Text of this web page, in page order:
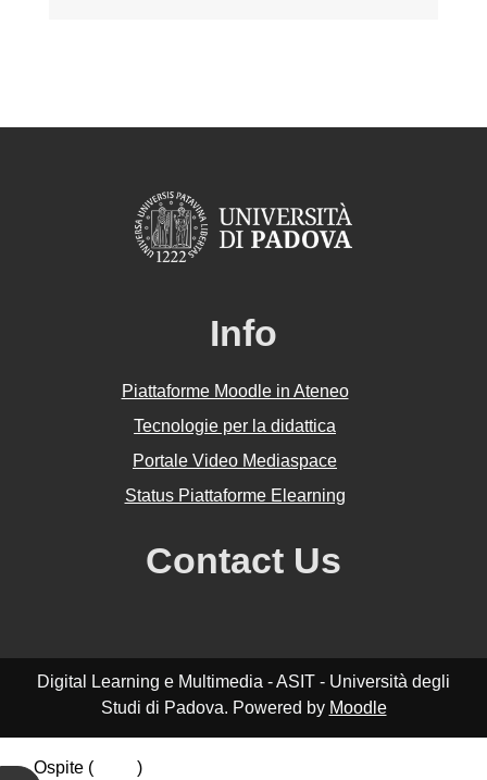
Info
Piattaforme Moodle in Ateneo
Tecnologie per la didattica
Portale Video Mediaspace
Status Piattaforme Elearning
Contact Us
Digital Learning e Multimedia - ASIT - Università degli
Studi di Padova. Powered by Moodle
Ospite ( )